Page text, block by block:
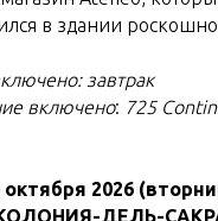
в здании
завтрак
включено: 725
2026
ДЕЛЬ-